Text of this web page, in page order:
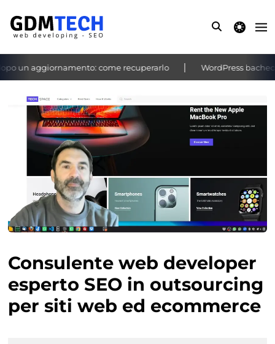
theme
un aggiornamento: come recuperarlo WordPress
‹ ›
Consulente web developer
esperto SEO in outsourcing
per siti web ed ecommerce